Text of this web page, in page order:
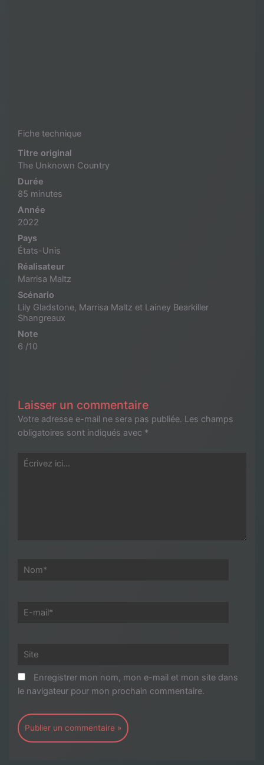
Fiche technique
Titre original
The Unknown Country
Durée
85 minutes
Année
2022
Pays
États-Unis
Réalisateur
Marrisa Maltz
Scénario
Lily Gladstone, Marrisa Maltz et Lainey Bearkiller
Shangreaux
Note
6 /10
Laisser un commentaire
Votre adresse e-mail ne sera pas publiée. Les champs
obligatoires sont indiqués avec *
Écrivez
Nom*
E-
Site
Enregistrer mon nom, mon e-mail et mon site dans
le navigateur pour mon prochain commentaire.